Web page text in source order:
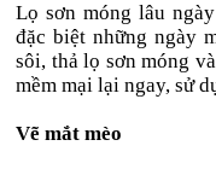
Lọ sơn móng lâu
đặc biệt những ngày
sôi, thả lọ sơn móng
mềm mại lại ngay, sử
Vẽ mắt mèo